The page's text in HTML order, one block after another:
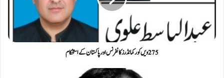
275ویں کور کمانڈرز کانفرنس اور پاکستان کے استحکام